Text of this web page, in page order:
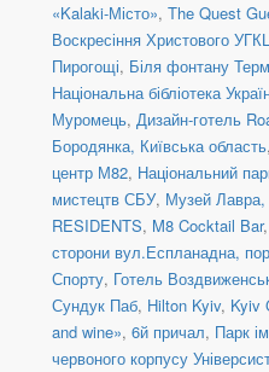
«Kalaki-Місто», The Quest
Воскресіння Христового
Пирогощі, Біля фонтану
Національна бібліотека
Муромець, Дизайн-готель
Бородянка, Київська область,
центр М82, Національний
мистецтв СБУ, Музей Лавра,
RESIDENTS, M8 Cocktail Bar,
сторони вул.Еспланадна,
Спорту, Готель
Сундук Паб, Hilton Kyiv, Kyiv
and wine», 6й причал, Парк
червоного корпусу